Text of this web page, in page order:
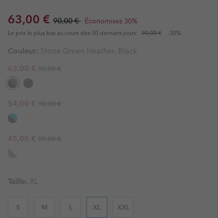
Sale price:
63,00 € Regular price:
90,00 € Économisez 30%
Le prix le plus bas au cours des 30 derniers jours: 90,00 € -30%
Couleur: Stone Green Heather, Black
Sale price:
63,00 € Regular price:
90,00 €
Sale price:
54,00 € Regular price:
90,00 €
Sale price:
45,00 € Regular price:
90,00 €
Taille: XL
S M L XL XXL